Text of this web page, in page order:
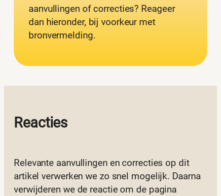
aanvullingen of correcties? Reageer
dan hieronder, bij voorkeur met
bronvermelding.
Reacties
Relevante aanvullingen en correcties op dit
artikel verwerken we zo snel mogelijk. Daarna
verwijderen we de reactie om de pagina